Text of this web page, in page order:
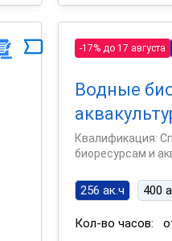
-17% до 17 августа
Водные
Квалификация:
биоресурсам и
256 ак.ч 400
Кол-во часов: